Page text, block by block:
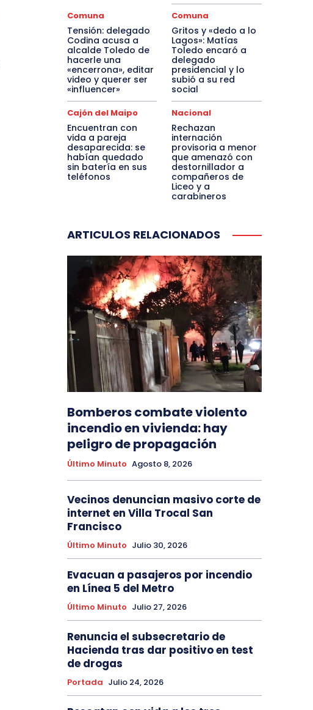
Comuna
Tensión: delegado
Codina acusa a
alcalde Toledo de
hacerle una
«encerrona», editar
video y querer ser
«influencer»
Comuna
Gritos y «dedo a lo
Lagos»: Matías
Toledo encaró a
delegado
presidencial y lo
subió a su red
social
Cajón del Maipo
Encuentran con
vida a pareja
desaparecida: se
habían quedado
sin batería en sus
teléfonos
Nacional
Rechazan
internación
provisoria a menor
que amenazó con
destornillador a
compañeros de
Liceo y a
carabineros
ARTICULOS RELACIONADOS
Bomberos combate violento
incendio en vivienda: hay
peligro de propagación
Último Minuto Agosto 8, 2026
Vecinos denuncian masivo corte de
internet en Villa Trocal San
Francisco
Último Minuto Julio 30, 2026
Evacuan a pasajeros por incendio
en Línea 5 del Metro
Último Minuto Julio 27, 2026
Renuncia el subsecretario de
Hacienda tras dar positivo en test
de drogas
Portada Julio 24, 2026